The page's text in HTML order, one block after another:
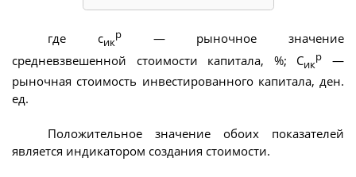
где сик
р— рыночное значение
средневзвешенной стоимости капитала, %; Сик
р
—
рыночная стоимость инвестированного капитала, ден.
ед.
Положительное значение обоих показателей
является индикатором создания стоимости.